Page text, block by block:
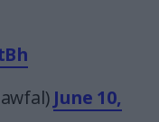
June 10,